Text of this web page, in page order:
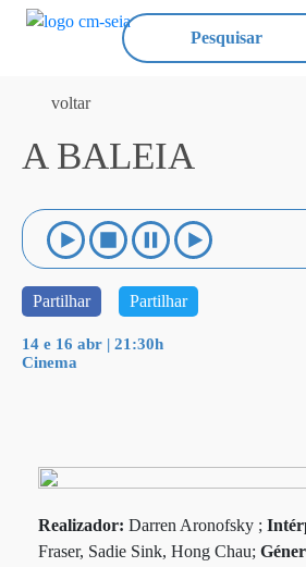
voltar
A BALEIA
Partilhar Partilhar
14 e 16 abr | 21:30h
Cinema
Realizador: Darren Aronofsky ;
Fraser, Sadie Sink, Hong Chau;